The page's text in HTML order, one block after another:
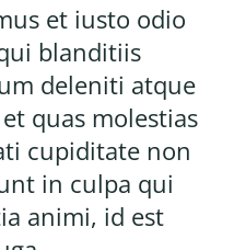
et iusto odio
blanditiis
deleniti atque
quas molestias
cupiditate non
in culpa qui
animi, id est